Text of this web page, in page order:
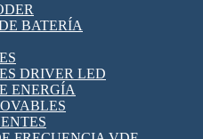
CABLE
BATERÍA
DRIVER LED
ENERGÍA